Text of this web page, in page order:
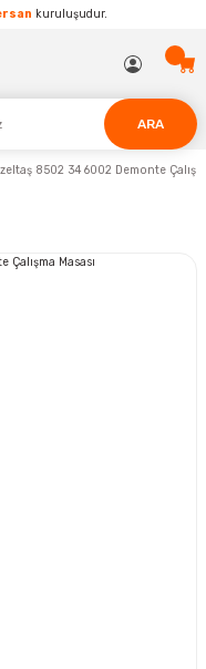
kuruluşudur.
ARA
8502 34 6002 Demonte